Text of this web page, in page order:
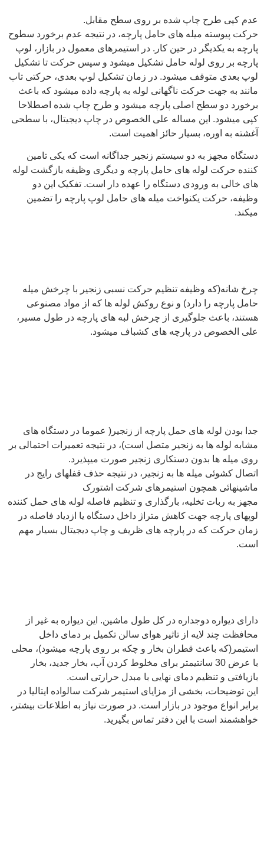
عدم کپی طرح چاپ شده بر روی سطح مقابل.
حرکت پیوسته میله های حامل پارچه، در نتیجه عدم برخورد سطوح
پارچه به یکدیگر در حین کار. در استیمرهای معمول در بازار، لوپ
پارچه بر روی لوله حامل تشکیل میشود و سپس حرکت تا تشکیل
لوپ بعدی متوقف میشود. در زمان تشکیل لوپ بعدی، حرکتی تاب
مانند به جهت حرکت ناگهانی لوله به پارچه داده میشود که باعث
برخورد دو سطح اصلی پارچه میشود و طرح چاپ شده اصطلاحا
کپی میشود. این مساله علی الخصوص در چاپ دیجیتال، با سطحی
آغشته به اوره، بسیار حائز اهمیت است.
دستگاه مجهز به دو سیستم زنجیر جداگانه است که یکی تامین
کننده حرکت لوله های حامل پارچه و دیگری وظیفه بازگشت لوله
های خالی به ورودی دستگاه را عهده دار است. تفکیک این دو
وظیفه، حرکت یکنواخت میله های حامل لوپ پارچه را تضمین
میکند.
چرخ شانه(که وظیفه تنظیم حرکت نسبی زنجیر با چرخش میله
حامل پارچه را دارد) و نوع روکش لوله ها که از مواد مصنوعی
هستند، باعث جلوگیری از چرخش لبه های پارچه در طول مسیر،
علی الخصوص در پارچه های کشباف میشود.
جدا بودن لوله های حمل پارچه از زنجیر( عموما در دستگاه های
مشابه لوله ها به زنجیر متصل است)، در نتیجه تعمیرات احتمالی بر
روی میله ها بدون دستکاری زنجیر صورت میپذیرد.
اتصال کشوئی میله ها به زنجیر، در نتیجه حذف قفلهای رایج در
ماشینهائی همچون استیمرهای شرکت اشتورک
مجهز به ربات تخلیه، بارگذاری و تنظیم فاصله لوله های حمل کننده
لوپهای پارچه جهت کاهش متراژ داخل دستگاه یا ازدیاد فاصله در
زمان حرکت که در پارچه های ظریف و چاپ دیجیتال بسیار مهم
است.
دارای دیواره دوجداره در کل طول ماشین. این دیواره به غیر از
محافظت چند لایه از تاثیر هوای سالن تکمیل بر دمای داخل
استیمر(که باعث قطران بخار و چکه بر روی پارچه میشود)، محلی
با عرض 30 سانتیمتر برای مخلوط کردن آب، بخار جدید، بخار
بازیافتی و تنظیم دمای نهایی با مبدل حرارتی است.
این توضیحات، بخشی از مزایای استیمر شرکت سالواده ایتالیا در
برابر انواع موجود در بازار است. در صورت نیاز به اطلاعات بیشتر،
خواهشمند است با این دفتر تماس بگیرید.